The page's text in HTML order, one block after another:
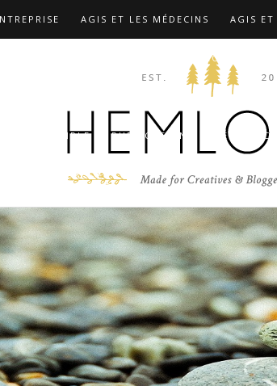
AGIS ET LES MÉDECINS AGIS ET
CONTACT
MIEUX
PAGE D’EXEMPLE PUBLICATIONS